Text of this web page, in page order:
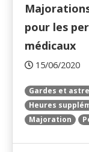
pour les
médicaux
15/06/2020
Gardes et
Heures
Majoration